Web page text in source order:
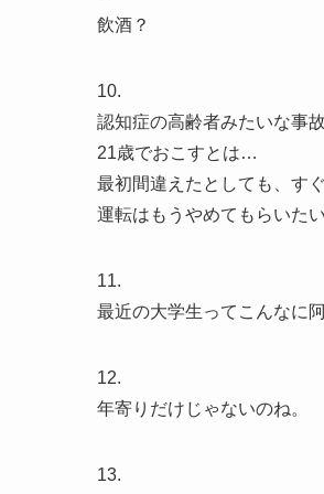
飲酒？
10.
認知症の高齢者みたいな事故
21歳でおこすとは…
最初間違えたとしても、す
運転はもうやめてもらいたい
11.
最近の大学生ってこんなに
12.
年寄りだけじゃないのね。
13.